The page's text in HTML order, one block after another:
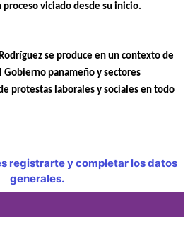
proceso viciado desde su inicio.
se produce en un contexto de
panameño y sectores
protestas laborales y sociales en todo
registrarte y completar los datos
generales.